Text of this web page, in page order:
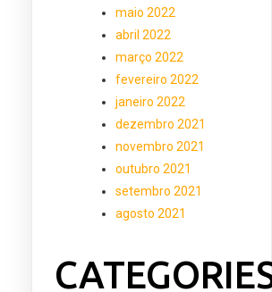
maio 2022
abril 2022
março 2022
fevereiro 2022
janeiro 2022
dezembro 2021
novembro 2021
outubro 2021
setembro 2021
agosto 2021